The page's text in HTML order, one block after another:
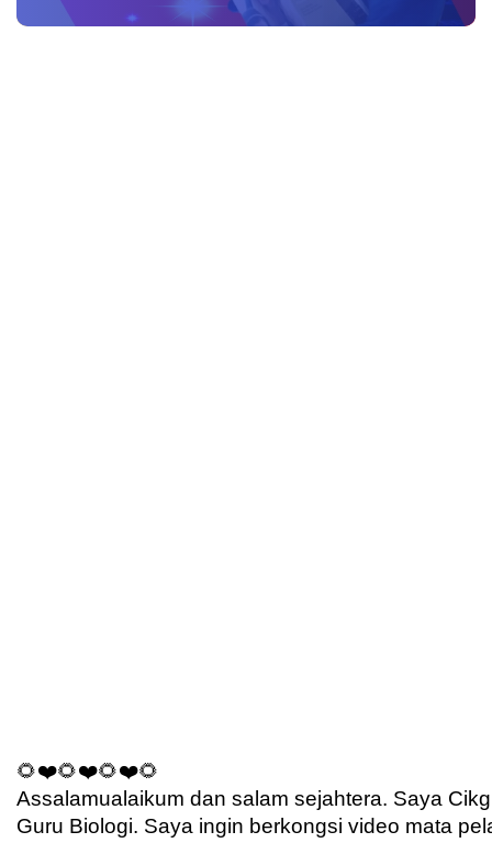
🌻❤️🌻❤️🌻❤️🌻
Assalamualaikum dan salam sejahtera. Saya
Guru Biologi. Saya ingin berkongsi video mata